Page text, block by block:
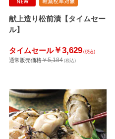
献上造り松前漬【タイムセー
ル】
タイムセール￥3,629 (税込)
通常販売価格￥5,184 (税込)